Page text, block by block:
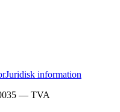
Juridisk information
— TVA